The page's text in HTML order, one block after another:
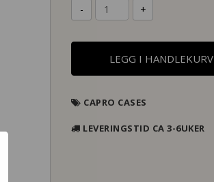
- +
LEGG I HANDLEKURV
CAPRO CASES
LEVERINGSTID CA 3-6UKER